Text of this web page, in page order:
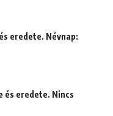
eredete. Névnap:
és eredete. Nincs